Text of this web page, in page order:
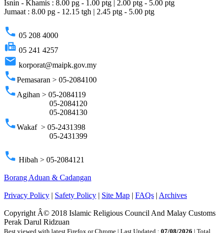
Isnin - Khamis : 8.00 pg - 1.00 ptg | 2.00 ptg - 5.00 ptg
Jumaat : 8.00 pg - 12.15 tgh | 2.45 ptg - 5.00 ptg
phone 05 208 4000
fax 05 241 4257
email korporat@maipk.gov.my
phonePemasaran > 05-2084100
phone Agihan > 05-2084119
05-2084120
05-2084130
phoneWakaf > 05-2431398
05-2431399
phone Hibah > 05-2084121
Borang Aduan & Cadangan
Privacy Policy | Safety Policy | Site Map | FAQs | Archives
Copyright Â© 2018 Islamic Religious Council And Malay Customs
Perak Darul Ridzuan
Best viewed with latest Firefox or Chrome | Last Updated : 07/08/2026 | Total